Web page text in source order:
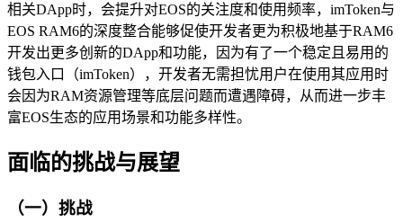
相关DApp时，会提升对EOS的关注度和使用频率，imToken与
EOS RAM6的深度整合能够促使开发者更为积极地基于RAM6
开发出更多创新的DApp和功能，因为有了一个稳定且易用的
钱包入口（imToken），开发者无需担忧用户在使用其应用时
会因为RAM资源管理等底层问题而遭遇障碍，从而进一步丰
富EOS生态的应用场景和功能多样性。
面临的挑战与展望
（一）挑战